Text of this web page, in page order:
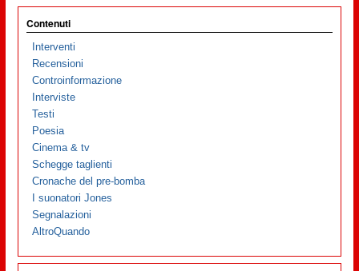
Contenuti
Interventi
Recensioni
Controinformazione
Interviste
Testi
Poesia
Cinema & tv
Schegge taglienti
Cronache del pre-bomba
I suonatori Jones
Segnalazioni
AltroQuando